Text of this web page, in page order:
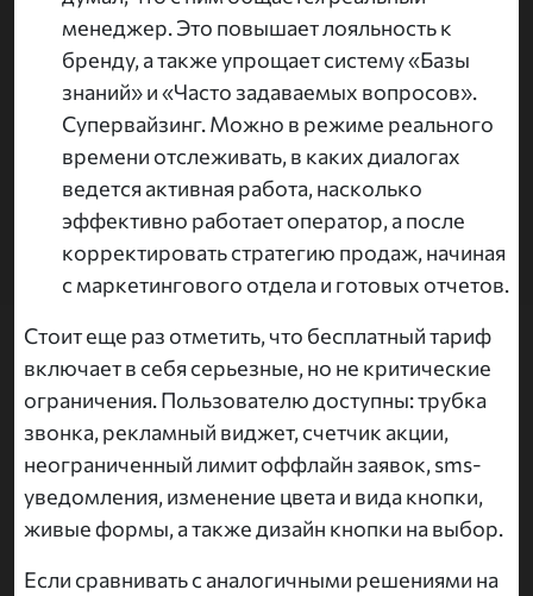
менеджер. Это повышает лояльность к
бренду, а также упрощает систему «Базы
знаний» и «Часто задаваемых вопросов».
Супервайзинг. Можно в режиме реального
времени отслеживать, в каких диалогах
ведется активная работа, насколько
эффективно работает оператор, а после
корректировать стратегию продаж, начиная
с маркетингового отдела и готовых отчетов.
Стоит еще раз отметить, что бесплатный тариф
включает в себя серьезные, но не критические
ограничения. Пользователю доступны: трубка
звонка, рекламный виджет, счетчик акции,
неограниченный лимит оффлайн заявок, sms-
уведомления, изменение цвета и вида кнопки,
живые формы, а также дизайн кнопки на выбор.
Если сравнивать с аналогичными решениями на